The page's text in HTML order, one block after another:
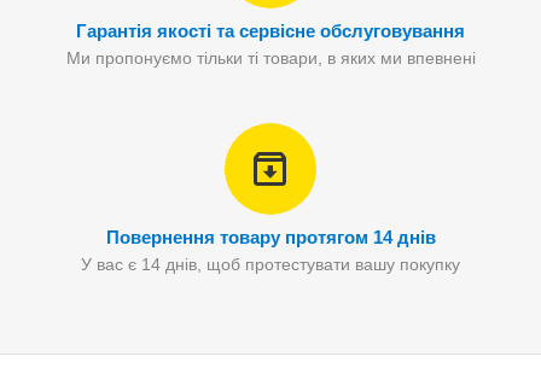
Гарантія якості та сервісне обслуговування
Ми пропонуємо тільки ті товари, в яких ми впевнені
Повернення товару протягом 14 днів
У вас є 14 днів, щоб протестувати вашу покупку